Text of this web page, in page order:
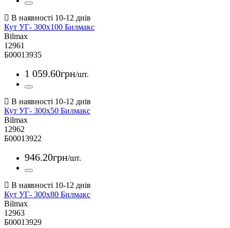
Кут УГ- 300х100 Билмакс
Bilmax
12961
Б00013935
1 059.60грн/шт.
Кут УГ- 300х50 Билмакс
Bilmax
12962
Б00013922
946.20грн/шт.
Кут УГ- 300х80 Билмакс
Bilmax
12963
Б00013929